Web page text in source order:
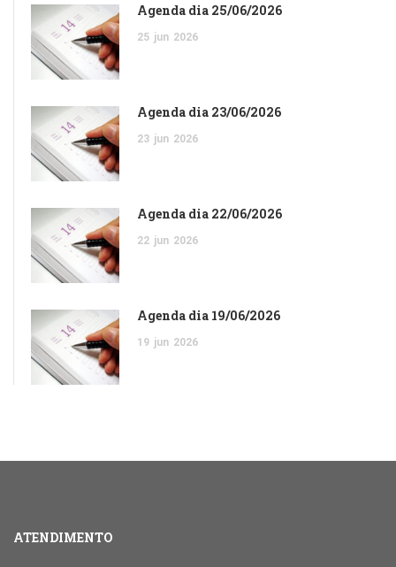
Agenda dia 25/06/2026
25 jun 2026
Agenda dia 23/06/2026
23 jun 2026
Agenda dia 22/06/2026
22 jun 2026
Agenda dia 19/06/2026
19 jun 2026
ATENDIMENTO